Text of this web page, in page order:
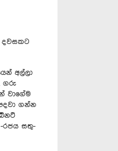
දවසකට
අල්ලා
ගරු
වාගේම
ගන්න
-රජය සතු-